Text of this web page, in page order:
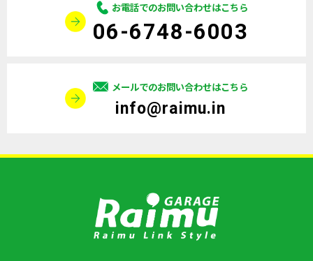
お電話でのお問い合わせはこちら
06-6748-6003
メールでのお問い合わせはこちら
info@raimu.in